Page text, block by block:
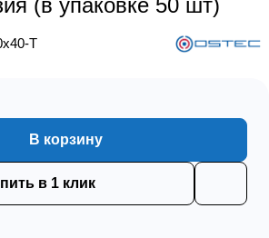
(в упаковке 50 шт)
Т
В корзину
в 1 клик